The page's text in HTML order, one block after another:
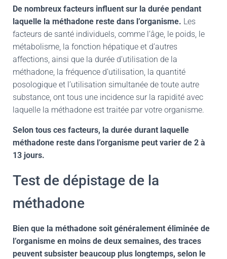
De nombreux facteurs influent sur la durée pendant
laquelle la méthadone reste dans l’organisme. Les
facteurs de santé individuels, comme l’âge, le poids, le
métabolisme, la fonction hépatique et d’autres
affections, ainsi que la durée d’utilisation de la
méthadone, la fréquence d’utilisation, la quantité
posologique et l’utilisation simultanée de toute autre
substance, ont tous une incidence sur la rapidité avec
laquelle la méthadone est traitée par votre organisme.
Selon tous ces facteurs, la durée durant laquelle
méthadone reste dans l’organisme peut varier de 2 à
13 jours.
Test de dépistage de la
méthadone
Bien que la méthadone soit généralement éliminée de
l’organisme en moins de deux semaines, des traces
peuvent subsister beaucoup plus longtemps, selon le